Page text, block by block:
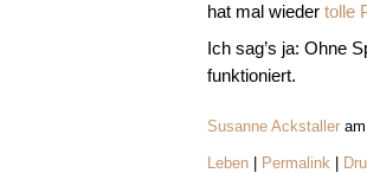
hat mal wieder tolle
Ich sag’s ja: Ohne
funktioniert.
Susanne Ackstalleram
Leben Permalink|